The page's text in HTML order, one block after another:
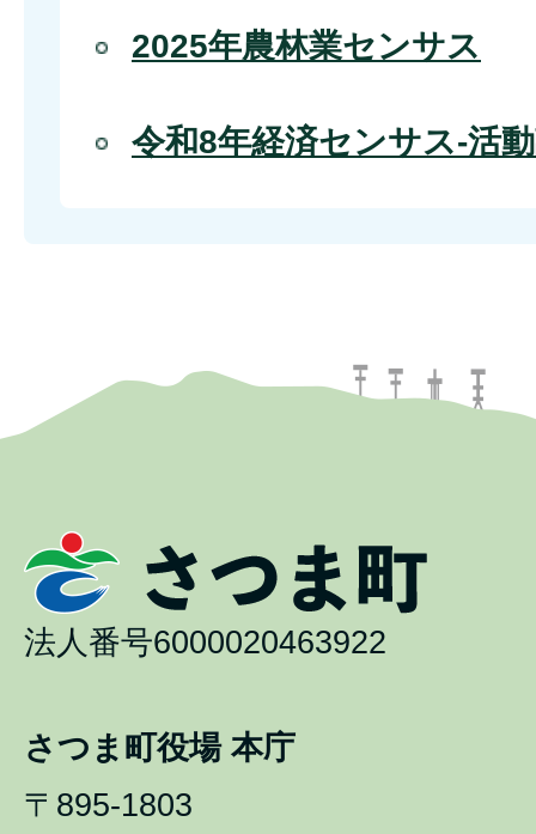
2025年農林業センサス
令和8年経済センサス-活
法人番号6000020463922
さつま町役場 本庁
〒895-1803